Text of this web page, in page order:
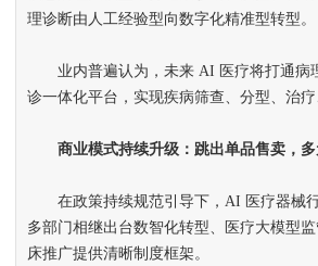
理诊断由人工经验型向数字化精准型转型。
业内普遍认为，未来 AI 医疗将打通病
诊一体化平台，实现疾病筛查、分型、治疗
商业模式持续升级：跳出单品售卖，多
在政策持续规范引导下，AI 医疗器械行
多部门相继出台数智化转型、医疗大模型
床推广提供清晰制度框架。